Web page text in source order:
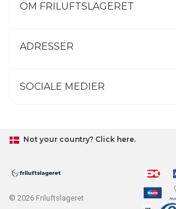
OM FRILUFTSLAGERET
ADRESSER
SOCIALE MEDIER
Not your country? Click here.
© 2026 Friluftslageret